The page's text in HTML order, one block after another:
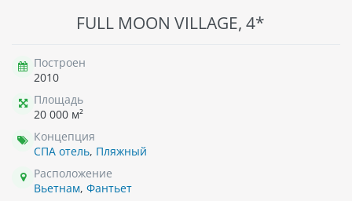
FULL MOON VILLAGE, 4*
Построен
2010
Площадь
20 000 м²
Концепция
СПА отель, Пляжный
Расположение
Вьетнам, Фантьет